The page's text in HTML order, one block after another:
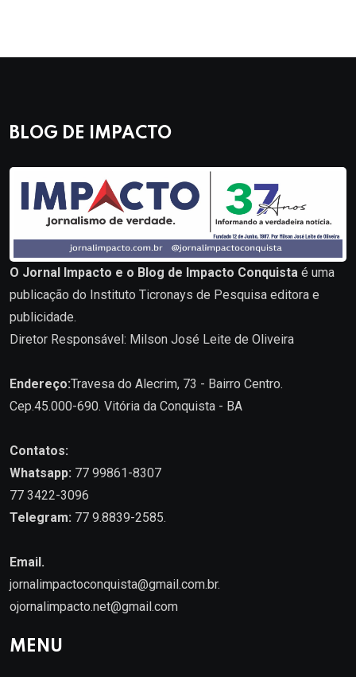
BLOG DE IMPACTO
O Jornal Impacto e o Blog de Impacto Conquista é uma
publicação do Instituto Ticronays de Pesquisa editora e
publicidade.
Diretor Responsável: Milson José Leite de Oliveira
Endereço:Travesa do Alecrim, 73 - Bairro Centro.
Cep.45.000-690. Vitória da Conquista - BA
Contatos:
Whatsapp: 77 99861-8307
77 3422-3096
Telegram: 77 9.8839-2585.
Email.
jornalimpactoconquista@gmail.com.br.
ojornalimpacto.net@gmail.com
MENU